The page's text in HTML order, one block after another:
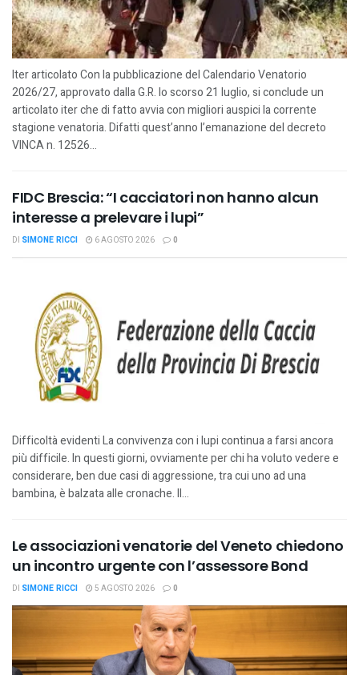
Iter articolato Con la pubblicazione del Calendario Venatorio
2026/27, approvato dalla G.R. lo scorso 21 luglio, si conclude un
articolato iter che di fatto avvia con migliori auspici la corrente
stagione venatoria. Difatti quest’anno l’emanazione del decreto
VINCA n. 12526...
FIDC Brescia: “I cacciatori non hanno alcun
interesse a prelevare i lupi”
DI SIMONE RICCI 6 AGOSTO 2026 0
Difficoltà evidenti La convivenza con i lupi continua a farsi ancora
più difficile. In questi giorni, ovviamente per chi ha voluto vedere e
considerare, ben due casi di aggressione, tra cui uno ad una
bambina, è balzata alle cronache. Il...
Le associazioni venatorie del Veneto chiedono
un incontro urgente con l’assessore Bond
DI SIMONE RICCI 5 AGOSTO 2026 0